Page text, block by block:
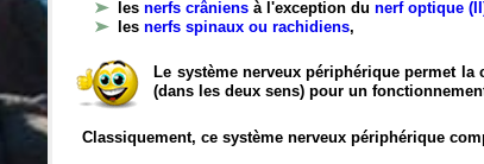
lesnerfs crâniens à l'exception du nerf optique
lesnerfs spinaux ou rachidiens,
Le système nerveux périphérique permet
(dans les deux sens) pour un
Classiquement, ce système nerveux périphérique